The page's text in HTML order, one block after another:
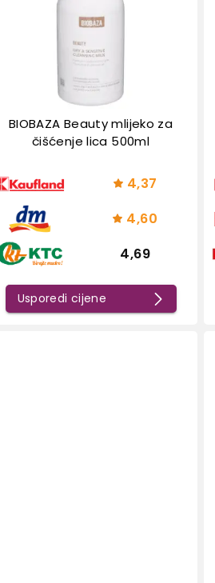
BIOBAZA Beauty mlijeko za
čišćenje lica 500ml
4,37
4,60
4,69
Usporedi cijene